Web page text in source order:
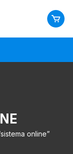
online”